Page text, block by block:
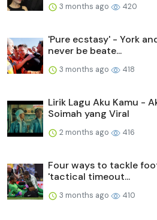
3 months ago 420
'Pure ecstasy' - York
never be beate...
3 months ago 418
Lirik Lagu Aku Kamu -
Soimah yang Viral
2 months ago 416
Four ways to tackle
'tactical timeout...
3 months ago 410